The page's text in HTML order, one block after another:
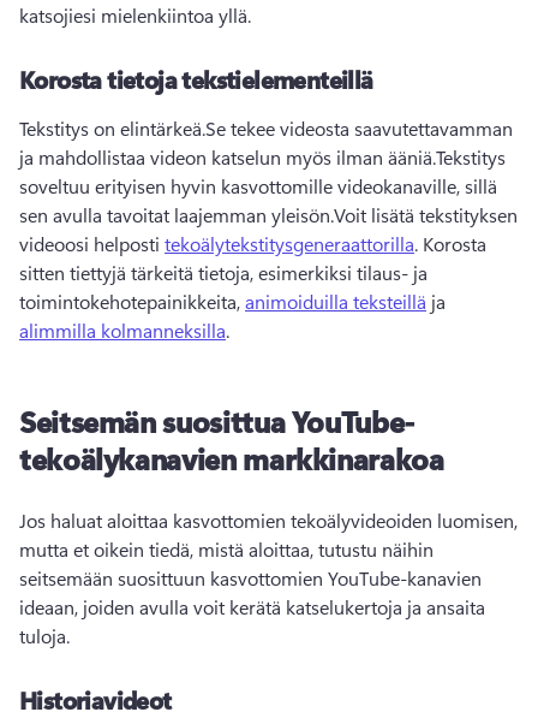
katsojiesi mielenkiintoa yllä.
Korosta tietoja tekstielementeillä
Tekstitys on elintärkeä.Se tekee videosta saavutettavamman
ja mahdollistaa videon katselun myös ilman ääniä.Tekstitys
soveltuu erityisen hyvin kasvottomille videokanaville, sillä
sen avulla tavoitat laajemman yleisön.Voit lisätä tekstityksen
videoosi helposti tekoälytekstitysgeneraattorilla. Korosta
sitten tiettyjä tärkeitä tietoja, esimerkiksi tilaus- ja
toimintokehotepainikkeita, animoiduilla teksteillä ja
alimmilla kolmanneksilla.
Seitsemän suosittua YouTube-
tekoälykanavien markkinarakoa
Jos haluat aloittaa kasvottomien tekoälyvideoiden luomisen,
mutta et oikein tiedä, mistä aloittaa, tutustu näihin
seitsemään suosittuun kasvottomien YouTube-kanavien
ideaan, joiden avulla voit kerätä katselukertoja ja ansaita
tuloja.
Historiavideot